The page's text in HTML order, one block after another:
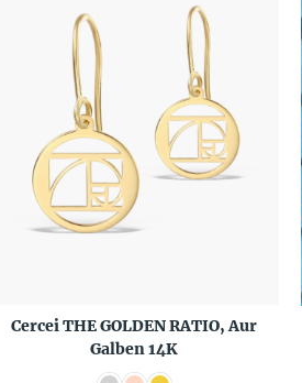
Cercei THE GOLDEN RATIO, Aur
Galben 14K